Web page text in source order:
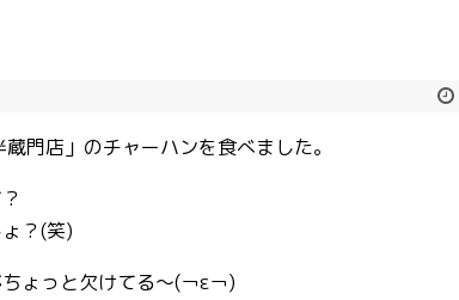
門店」のチャーハンを食べました。
？(笑)
ょっと欠けてる～(￢ε￢)